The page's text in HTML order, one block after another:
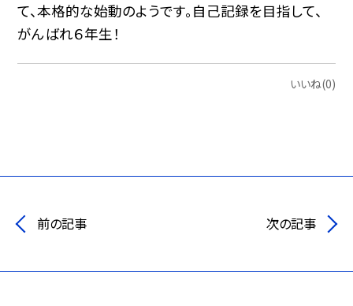
て、本格的な始動のようです。自己記録を目指して、
がんばれ６年生！
いいね(0)
前の記事 次の記事